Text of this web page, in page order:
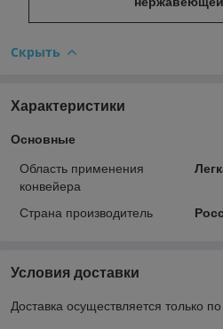
Скрыть
Характеристики
Основные
Область применения
конвейера
Страна производитель
Условия доставки
Доставка осуществляется только